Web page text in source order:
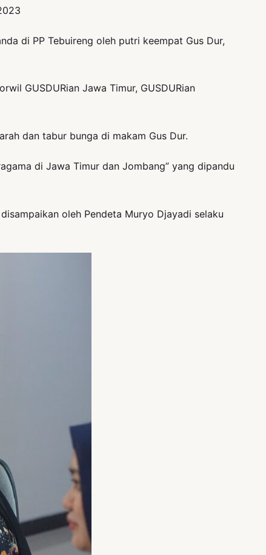
di PP Tebuireng oleh putri keempat Gus Dur,
GUSDURian Jawa Timur, GUSDURian
dan tabur bunga di makam Gus Dur.
di Jawa Timur dan Jombang” yang dipandu
oleh Pendeta Muryo Djayadi selaku